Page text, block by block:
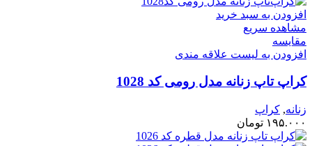
افزودن به سبد خرید
مشاهده سریع
مقایسه
افزودن به لیست علاقه مندی
کراپ‌ تاپ زنانه مدل رومی کد 1028
زنانه, کراپ
۱۹۵.۰۰۰ تومان